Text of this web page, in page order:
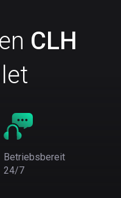
CLH
Betriebsbereit
24/7